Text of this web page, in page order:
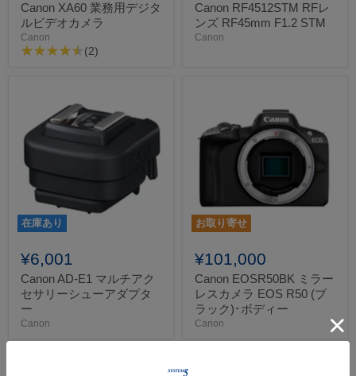
Canon XA60 業務用デジタ
ルビデオカメラ
Canon
(2)
Canon RF4512STM RFレ
ンズ RF45mm F1.2 STM
Canon
在庫あり
¥6,001
Canon AD-E1 マルチアク
セサリーシューアダプタ
ー
Canon
お取り寄せ
¥101,000
Canon EOSR50BK ミラー
レスカメラ EOS R50 (ブ
ラック)･ボディー
Canon